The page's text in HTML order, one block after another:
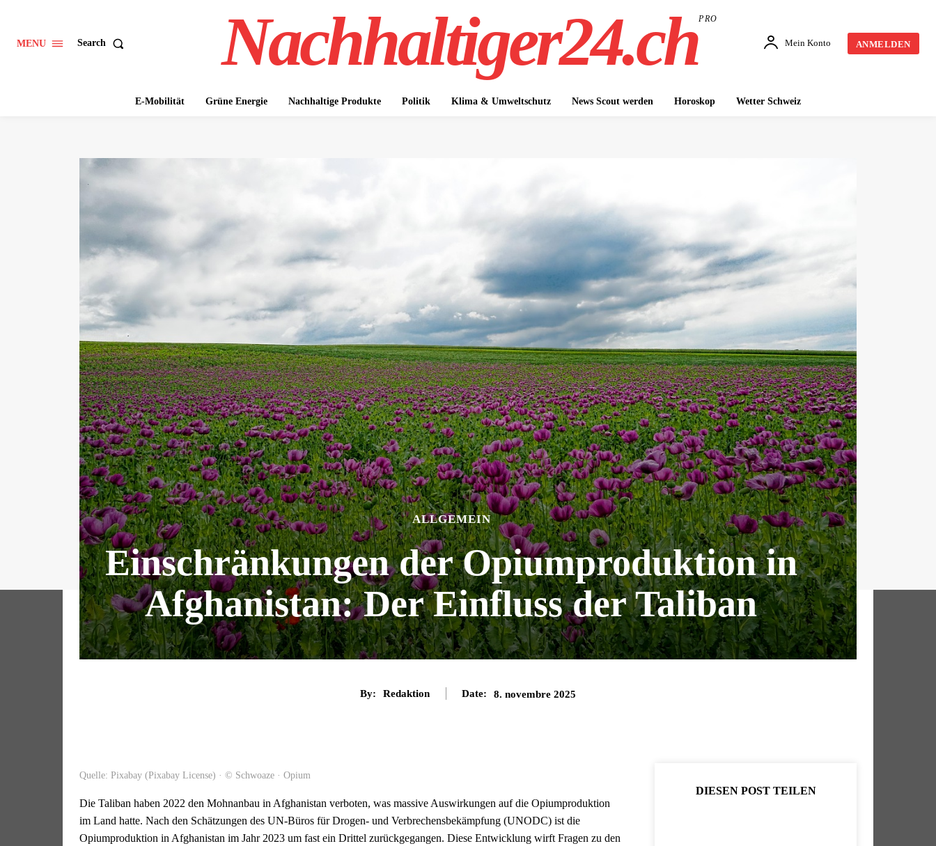
MENU Search Nachhaltiger24.chPRO
Mein Konto ANMELDEN
E-Mobilität Grüne Energie Nachhaltige Produkte Politik Klima & Umweltschutz News Scout werden Horoskop Wetter Schweiz
ALLGEMEIN
Einschränkungen der Opiumproduktion in
Afghanistan: Der Einfluss der Taliban
By: Redaktion Date: 8. novembre 2025
Quelle: Pixabay (Pixabay License) · © Schwoaze · Opium
Die Taliban haben 2022 den Mohnanbau in Afghanistan verboten, was massive Auswirkungen auf die Opiumproduktion
im Land hatte. Nach den Schätzungen des UN-Büros für Drogen- und Verbrechensbekämpfung (UNODC) ist die
Opiumproduktion in Afghanistan im Jahr 2023 um fast ein Drittel zurückgegangen. Diese Entwicklung wirft Fragen zu den
DIESEN POST TEILEN